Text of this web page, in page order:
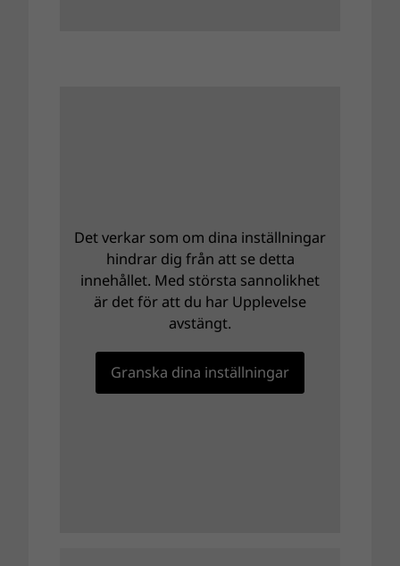
Det verkar som om dina inställningar
hindrar dig från att se detta
innehållet. Med största sannolikhet
är det för att du har Upplevelse
avstängt.
Granska dina inställningar